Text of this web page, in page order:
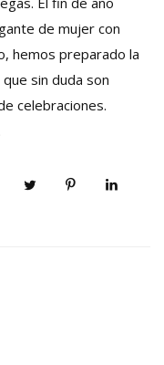
de mujer con
hemos preparado la
sin duda son
celebraciones.